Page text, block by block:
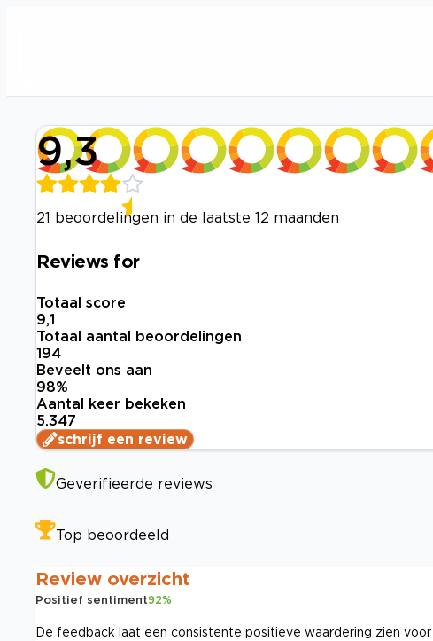
9,3
21 beoordelingen in de laatste 12 maanden
Reviews for
Totaal score
9,1
Totaal aantal beoordelingen
194
Beveelt ons aan
98%
Aantal keer bekeken
5.347
schrijf een review
Geverifieerde reviews
Top beoordeeld
Review overzicht
Positief sentiment92%
De feedback laat een consistente positieve waardering zien